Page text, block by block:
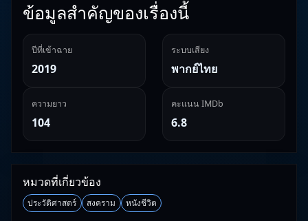
ข้อมูลสำคัญของเรื่องนี้
ปีที่เข้าฉาย
2019
ระบบเสียง
พากย์ไทย
ความยาว
104
คะแนน IMDb
6.8
หมวดที่เกี่ยวข้อง
ประวัติศาสตร์ สงคราม หนังชีวิต